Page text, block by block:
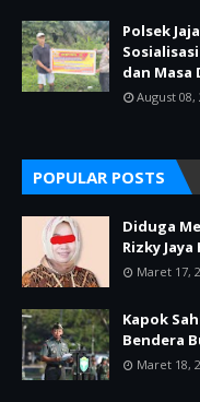
Polsek
dan Masa
August 08,
POPULAR POSTS
Diduga
Rizky
Maret 17,
Kapok
Bendera
Maret 18,